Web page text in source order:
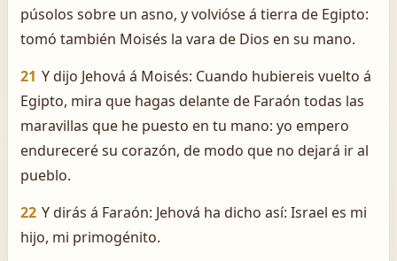
púsolos sobre un asno, y volvióse á tierra de Egipto:
tomó también Moisés la vara de Dios en su mano.
21 Y dijo Jehová á Moisés: Cuando hubiereis vuelto á
Egipto, mira que hagas delante de Faraón todas las
maravillas que he puesto en tu mano: yo empero
endureceré su corazón, de modo que no dejará ir al
pueblo.
22 Y dirás á Faraón: Jehová ha dicho así: Israel es mi
hijo, mi primogénito.